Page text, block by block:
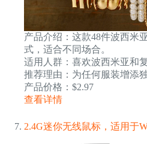
产品介绍：这款48件波西米
式，适合不同场合。
适用人群：喜欢波西米亚和
推荐理由：为任何服装增添
产品价格：$2.97
查看详情
2.4G迷你无线鼠标，适用于